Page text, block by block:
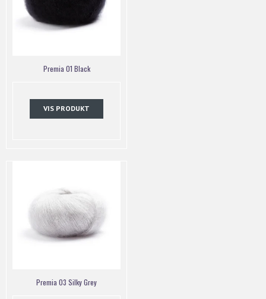
Premia 01 Black
VIS PRODUKT
Premia 03 Silky Grey